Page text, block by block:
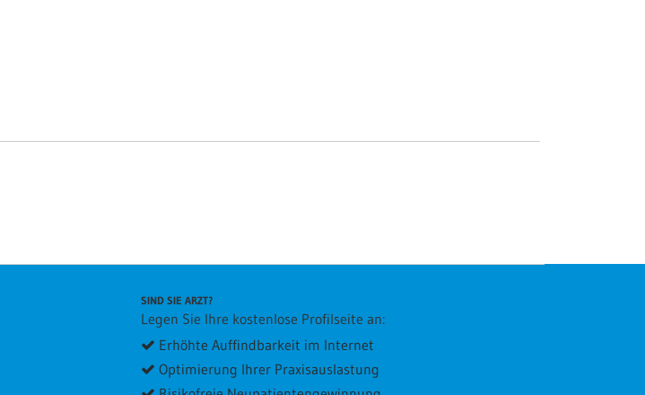
SIND SIE ARZT?
Legen Sie Ihre kostenlose Profilseite an:
Erhöhte Auffindbarkeit im Internet
Optimierung Ihrer Praxisauslastung